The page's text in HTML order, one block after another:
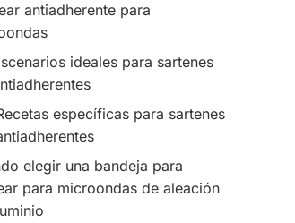
antiadherente para
ideales para sartenes
específicas para sartenes
elegir una bandeja para
para microondas de aleación